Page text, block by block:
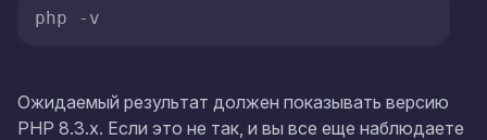
Ожидаемый результат должен показывать версию
PHP 8.3.x. Если это не так, и вы все еще наблюдаете